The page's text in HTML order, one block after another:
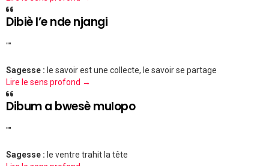
Dibiè l’e nde njangi
""
Sagesse : le savoir est une collecte, le savoir se partage
Lire le sens profond →
Dibum a bwesè mulopo
""
Sagesse : le ventre trahit la tête